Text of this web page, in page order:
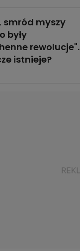
smród myszy
były
rewolucje".
istnieje?